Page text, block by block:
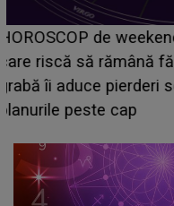
Emanuel a ținut
acum! În fața
face o MĂRTURISIRE
sa: "I-am spus și ei în